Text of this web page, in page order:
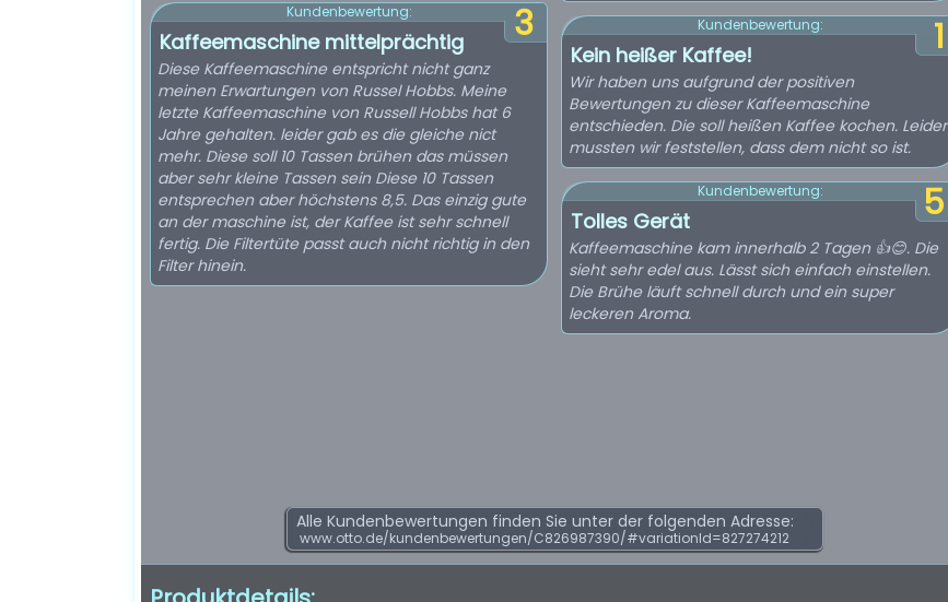
3
Kundenbewertung:
Kaffeemaschine mittelprächtig
Diese Kaffeemaschine entspricht nicht ganz
meinen Erwartungen von Russel Hobbs. Meine
letzte Kaffeemaschine von Russell Hobbs hat 6
Jahre gehalten. leider gab es die gleiche nict
mehr. Diese soll 10 Tassen brühen das müssen
aber sehr kleine Tassen sein Diese 10 Tassen
entsprechen aber höchstens 8,5. Das einzig gute
an der maschine ist, der Kaffee ist sehr schnell
fertig. Die Filtertüte passt auch nicht richtig in den
Filter hinein.
1
Kundenbewertung:
Kein heißer Kaffee!
Wir haben uns aufgrund der positiven
Bewertungen zu dieser Kaffeemaschine
entschieden. Die soll heißen Kaffee kochen. Leider
mussten wir feststellen, dass dem nicht so ist.
5
Kundenbewertung:
Tolles Gerät
Kaffeemaschine kam innerhalb 2 Tagen 👍😊. Die
sieht sehr edel aus. Lässt sich einfach einstellen.
Die Brühe läuft schnell durch und ein super
leckeren Aroma.
Alle Kundenbewertungen finden Sie unter der folgenden Adresse:
www.otto.de/kundenbewertungen/C826987390/#variationId=827274212